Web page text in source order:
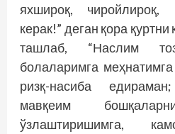
яхшироқ, чиройлироқ,
керак!” деган қора
ташлаб, “Наслим
болаларимга
ризқ-насиба
мавқеим
ўзлаштиришимга,